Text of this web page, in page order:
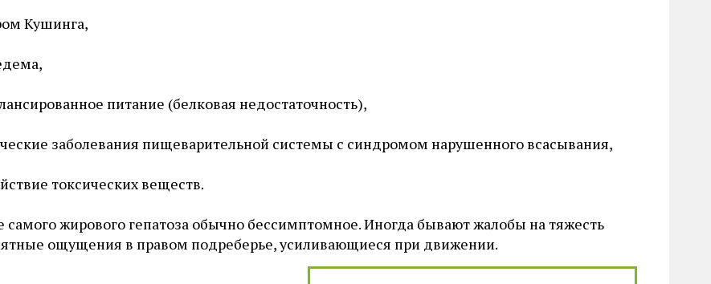
Кушинга,
питание (белковая недостаточность),
заболевания пищеварительной системы с синдромом нарушенного всасывания,
токсических веществ.
самого жирового гепатоза обычно бессимптомное. Иногда бывают жалобы на тяжесть
ощущения в правом подреберье, усиливающиеся при движении.